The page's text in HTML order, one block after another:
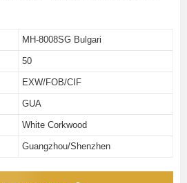
MH-8008SG Bulgari
50
EXW/FOB/CIF
GUA
White Corkwood
Guangzhou/Shenzhen